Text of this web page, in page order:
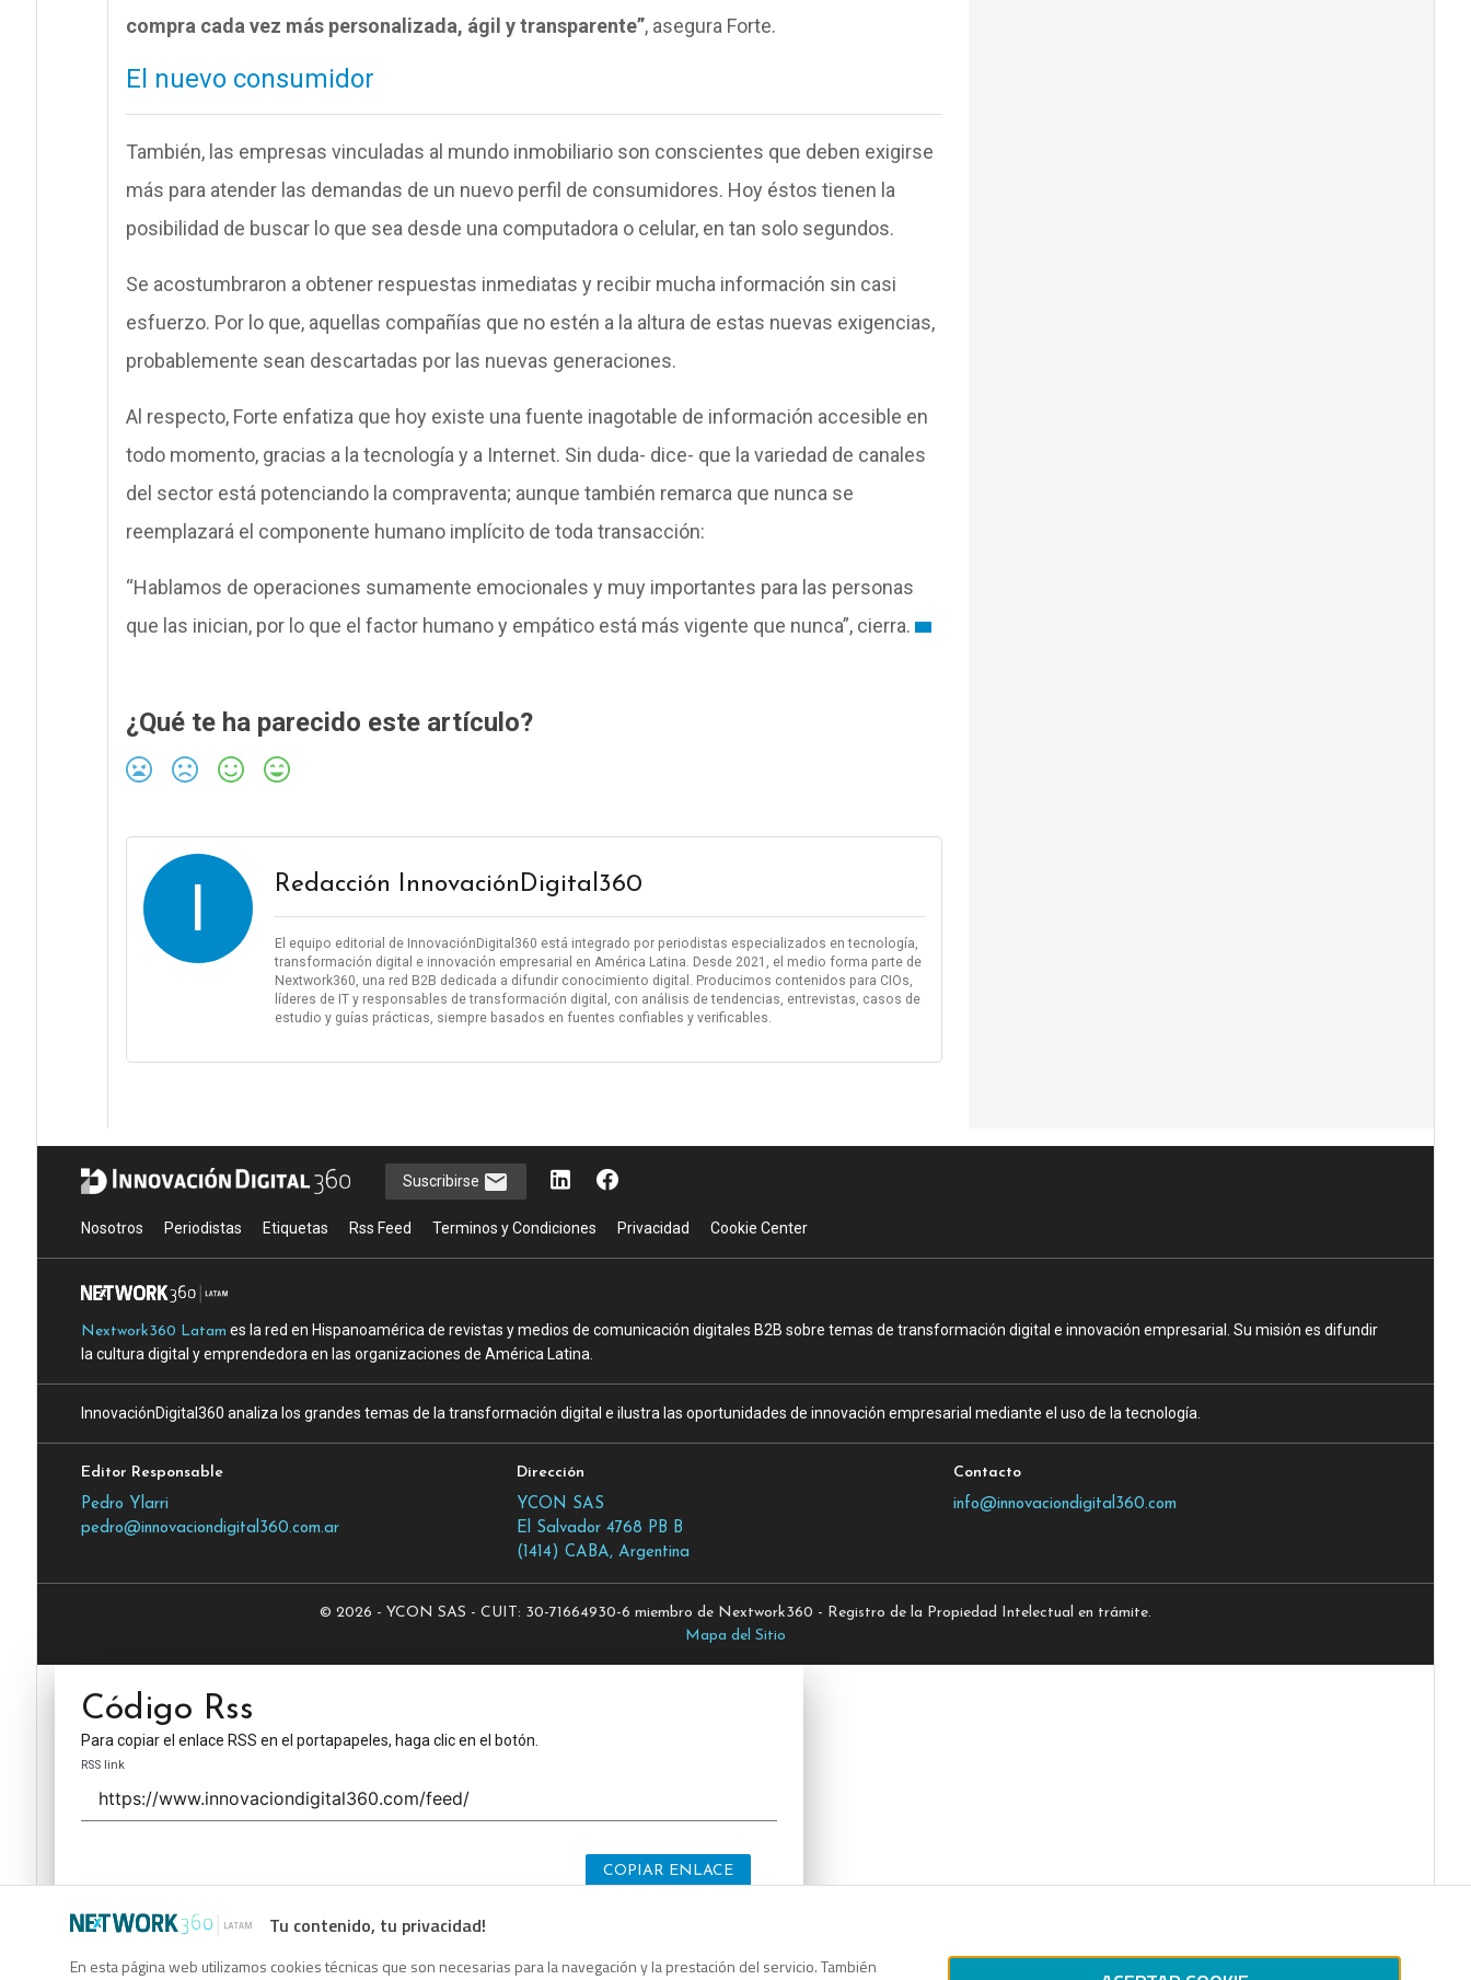
compra cada vez más personalizada, ágil y transparente”, asegura Forte.
El nuevo consumidor
También, las empresas vinculadas al mundo inmobiliario son conscientes que deben exigirse
más para atender las demandas de un nuevo perfil de consumidores. Hoy éstos tienen la
posibilidad de buscar lo que sea desde una computadora o celular, en tan solo segundos.
Se acostumbraron a obtener respuestas inmediatas y recibir mucha información sin casi
esfuerzo. Por lo que, aquellas compañías que no estén a la altura de estas nuevas exigencias,
probablemente sean descartadas por las nuevas generaciones.
Al respecto, Forte enfatiza que hoy existe una fuente inagotable de información accesible en
todo momento, gracias a la tecnología y a Internet. Sin duda- dice- que la variedad de canales
del sector está potenciando la compraventa; aunque también remarca que nunca se
reemplazará el componente humano implícito de toda transacción:
“Hablamos de operaciones sumamente emocionales y muy importantes para las personas
que las inician, por lo que el factor humano y empático está más vigente que nunca”, cierra.
¿Qué te ha parecido este artículo?
I Redacción InnovaciónDigital360
El equipo editorial de InnovaciónDigital360 está integrado por periodistas especializados en tecnología,
transformación digital e innovación empresarial en América Latina. Desde 2021, el medio forma parte de
Nextwork360, una red B2B dedicada a difundir conocimiento digital. Producimos contenidos para CIOs,
líderes de IT y responsables de transformación digital, con análisis de tendencias, entrevistas, casos de
estudio y guías prácticas, siempre basados en fuentes confiables y verificables.
Tu contenido, tu privacidad!
En esta página web utilizamos cookies técnicas que son necesarias para la navegación y la prestación del servicio. También
Suscribirse
Nosotros Periodistas Etiquetas Rss Feed Terminos y Condiciones Privacidad Cookie Center
Nextwork360 Latam es la red en Hispanoamérica de revistas y medios de comunicación digitales B2B sobre temas de transformación digital e innovación empresarial. Su misión es difundir
la cultura digital y emprendedora en las organizaciones de América Latina.
InnovaciónDigital360 analiza los grandes temas de la transformación digital e ilustra las oportunidades de innovación empresarial mediante el uso de la tecnología.
Editor Responsable
Pedro Ylarri
pedro@innovaciondigital360.com.ar
Dirección
YCON SAS
El Salvador 4768 PB B
(1414) CABA, Argentina
Contacto
info@innovaciondigital360.com
© 2026 - YCON SAS - CUIT: 30-71664930-6 miembro de Nextwork360 - Registro de la Propiedad Intelectual en trámite.
Mapa del Sitio
Código Rss
Para copiar el enlace RSS en el portapapeles, haga clic en el botón.
RSS link
COPIAR ENLACE
Código Rss